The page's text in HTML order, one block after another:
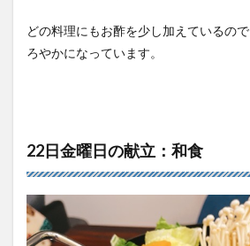
どの料理にもお酢を少し加えているの
ろやかになっています。
22日金曜日の献立：和食